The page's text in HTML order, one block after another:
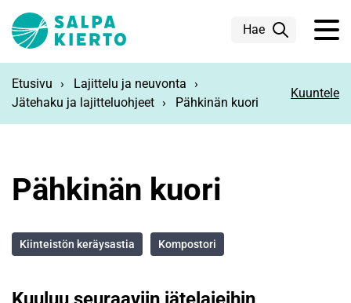
Hae
Etusivu
Lajittelu ja neuvonta
Jätehaku ja lajitteluohjeet
Pähkinän kuori
Kuuntele
Pähkinän kuori
Kiinteistön keräysastia Kompostori